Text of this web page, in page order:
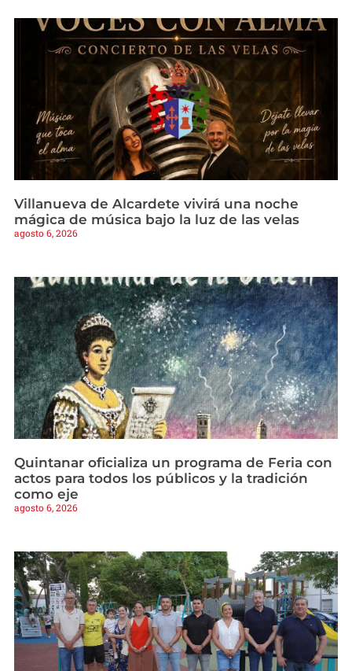
Villanueva de Alcardete vivirá una noche
mágica de música bajo la luz de las velas
agosto 6, 2026
Quintanar oficializa un programa de Feria con
actos para todos los públicos y la tradición
como eje
agosto 6, 2026